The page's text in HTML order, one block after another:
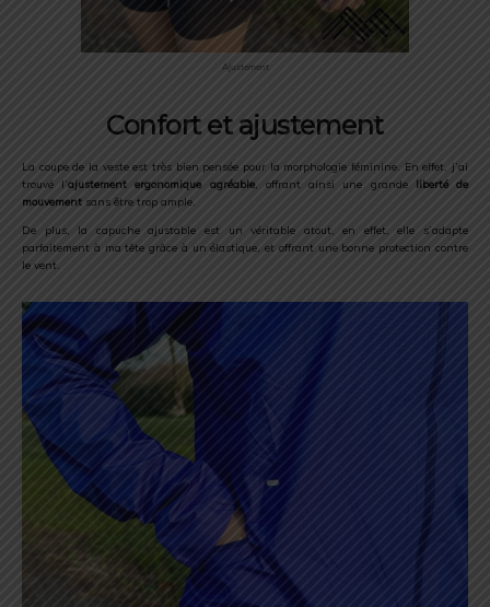
Ajustement
Confort et ajustement
La coupe de la veste est très bien pensée pour la morphologie féminine. En effet, j’ai
trouvé l’ajustement ergonomique agréable, offrant ainsi une grande liberté de
mouvement sans être trop ample.
De plus, la capuche ajustable est un véritable atout, en effet, elle s’adapte
parfaitement à ma tête grâce à un élastique, et offrant une bonne protection contre
le vent.